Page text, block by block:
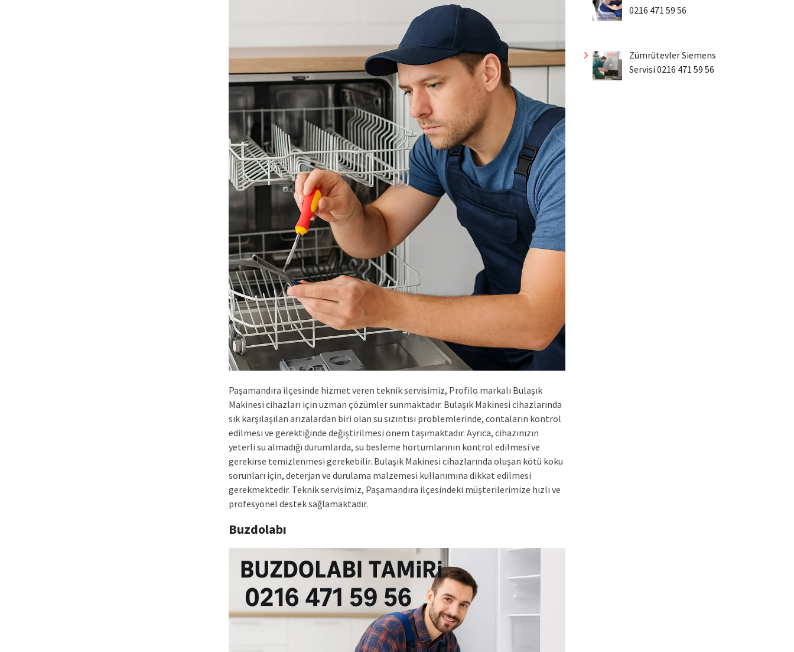
Paşamandıra ilçesinde hizmet veren teknik servisimiz, Profilo markalı Bulaşık
Makinesi cihazları için uzman çözümler sunmaktadır. Bulaşık Makinesi cihazlarında
sık karşılaşılan arızalardan biri olan su sızıntısı problemlerinde, contaların kontrol
edilmesi ve gerektiğinde değiştirilmesi önem taşımaktadır. Ayrıca, cihazınızın
yeterli su almadığı durumlarda, su besleme hortumlarının kontrol edilmesi ve
gerekirse temizlenmesi gerekebilir. Bulaşık Makinesi cihazlarında oluşan kötü koku
sorunları için, deterjan ve durulama malzemesi kullanımına dikkat edilmesi
gerekmektedir. Teknik servisimiz, Paşamandıra ilçesindeki müşterilerimize hızlı ve
profesyonel destek sağlamaktadır.
Buzdolabı
0216 471 59 56
Zümrütevler Siemens
Servisi 0216 471 59 56